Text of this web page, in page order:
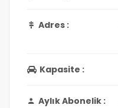
Adres :
Kapasite :
Aylık Abonelik :